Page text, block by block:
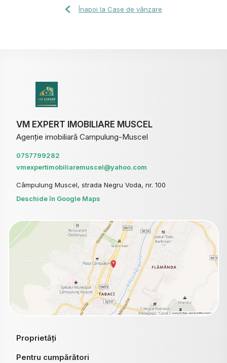
Înapoi la Case de vânzare
VM EXPERT IMOBILIARE MUSCEL
Agenție imobiliară Campulung-Muscel
0757799282
vmexpertimobiliaremuscel@yahoo.com
Câmpulung Muscel, strada Negru Voda, nr. 100
Deschide în Google Maps
Proprietăți
Pentru cumpărători